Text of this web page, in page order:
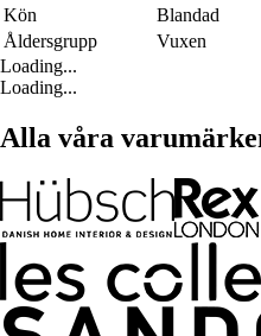
Kön
Blandad
Åldersgrupp
Vuxen
Loading...
Loading...
Alla våra